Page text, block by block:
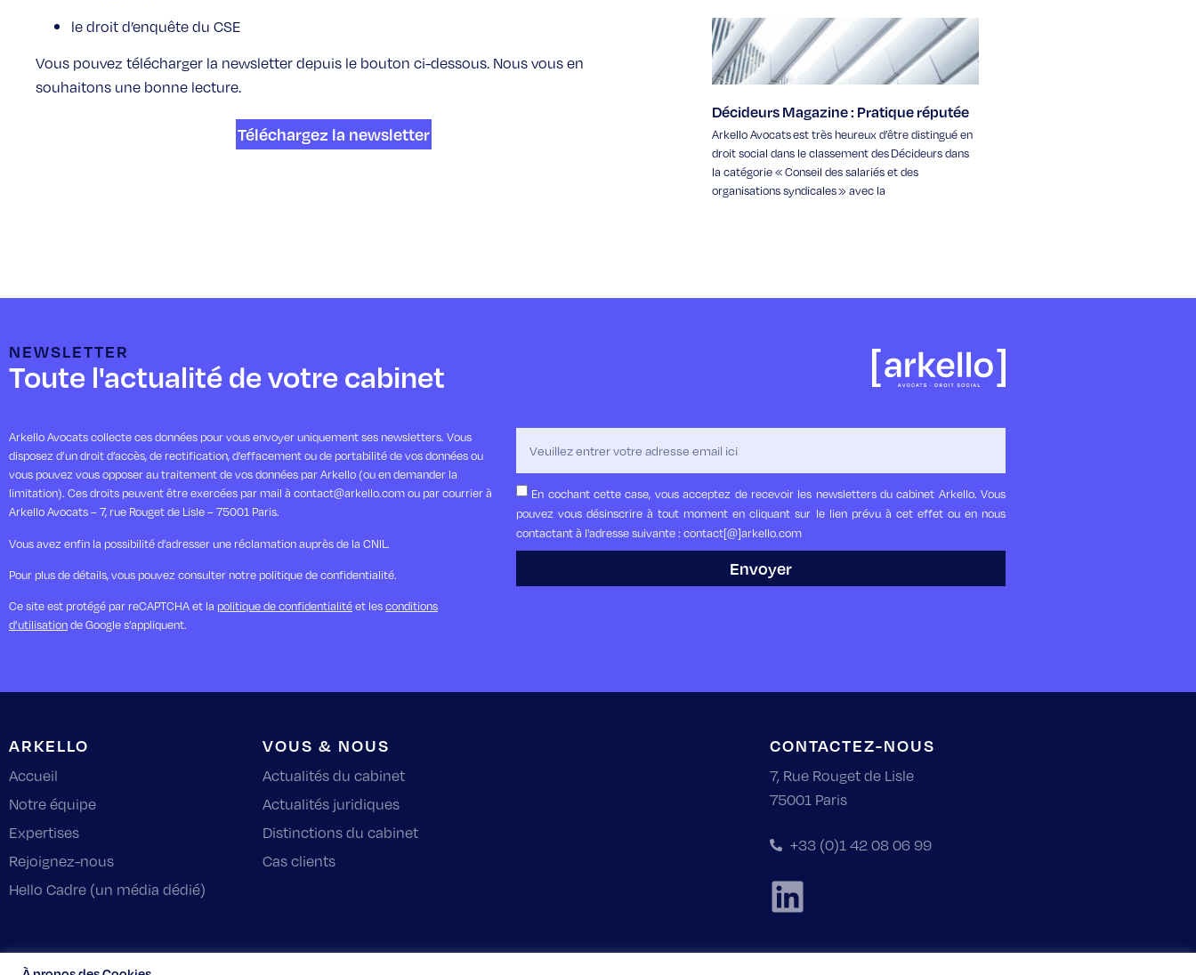
le droit d’enquête du CSE
Vous pouvez télécharger la newsletter depuis le bouton ci-dessous. Nous vous en
souhaitons une bonne lecture.
Téléchargez la newsletter
Décideurs Magazine : Pratique réputée
Arkello Avocats est très heureux d’être distingué en
droit social dans le classement des Décideurs dans
la catégorie « Conseil des salariés et des
organisations syndicales » avec la
NEWSLETTER
Toute l'actualité de votre cabinet
Arkello Avocats collecte ces données pour vous envoyer uniquement ses newsletters. Vous
disposez d’un droit d’accès, de rectification, d’effacement ou de portabilité de vos données ou
vous pouvez vous opposer au traitement de vos données par Arkello (ou en demander la
limitation). Ces droits peuvent être exercées par mail à contact@arkello.com ou par courrier à
Arkello Avocats – 7, rue Rouget de Lisle – 75001 Paris.
Vous avez enfin la possibilité d’adresser une réclamation auprès de la CNIL.
Pour plus de détails, vous pouvez consulter notre politique de confidentialité.
Ce site est protégé par reCAPTCHA et la politique de confidentialitéet lesconditions
d’utilisationde Google s’appliquent.
En cochant cette case, vous acceptez de recevoir les newsletters du cabinet Arkello. Vous
pouvez vous désinscrire à tout moment en cliquant sur le lien prévu à cet effet ou en nous
contactant à l'adresse suivante : contact[@]arkello.com
Envoyer
ARKELLO
Accueil
Notre équipe
Expertises
Rejoignez-nous
Hello Cadre (un média dédié)
VOUS & NOUS
Actualités du cabinet
Actualités juridiques
Distinctions du cabinet
Cas clients
CONTACTEZ-NOUS
7, Rue Rouget de Lisle
75001 Paris
+33 (0)1 42 08 06 99